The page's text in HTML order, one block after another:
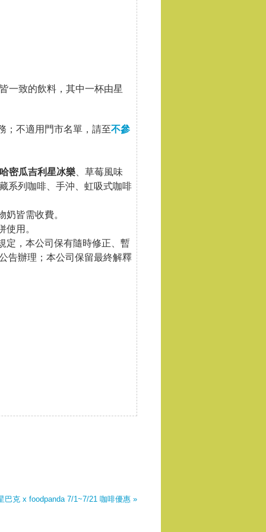
一致的飲料，其中一杯由星
；不適用門市名單，請至不參
密瓜吉利星冰樂、草莓風味
系列咖啡、手沖、虹吸式咖啡
皆需收費。
用。
定，本公司保有隨時修正、暫
告辦理；本公司保留最終解釋
巴克 x foodpanda 7/1~7/21 咖啡優惠 »